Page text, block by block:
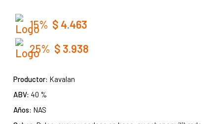
15% $ 4.463
25% $ 3.938
Productor: Kavalan
ABV: 40 %
Años: NAS